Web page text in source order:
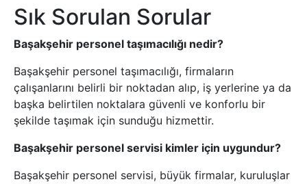
Sık Sorulan Sorular
Başakşehir personel taşımacılığı nedir?
Başakşehir personel taşımacılığı, firmaların
çalışanlarını belirli bir noktadan alıp, iş yerlerine ya da
başka belirtilen noktalara güvenli ve konforlu bir
şekilde taşımak için sunduğu hizmettir.
Başakşehir personel servisi kimler için uygundur?
Başakşehir personel servisi, büyük firmalar, kuruluşlar